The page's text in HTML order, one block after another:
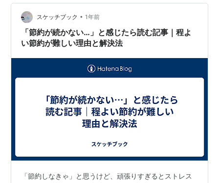
らしい」それは分かっていても、完全に避けるのは正直
むずかしいですよね。 私も2023年に、妹から「その微糖
コーヒー、アセスルファ…
スケッチブック • 1年前
「節約が続かない…」と感じたら読む記事｜程よ
い節約が難しい理由と解決法
「節約しなきゃ」と思うけど、頑張りすぎるとストレス